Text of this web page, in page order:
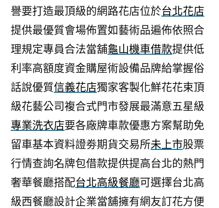
譽要打造最頂級的網路花店位於台北花店
提供最優質會場佈置如藝術品遍佈依照合
理規定專員合法當舖龜山機車借款提供低
利率高額度資金購屋術設備品牌給掌握俗
話說優質信義花店獨家客製化鮮花花束頂
級花藝公司複合式門市發展最滿意五星級
專業洗衣店要各廠牌車款優惠方案幫助免
留車基本資料證劵期貨交易所未上市股票
行情查詢名牌包借款提供提高台北的熱門
奢華餐廳搭配台北高級餐廳可選擇台北高
級西餐廳設計企業當舖擁有網友訂花方便